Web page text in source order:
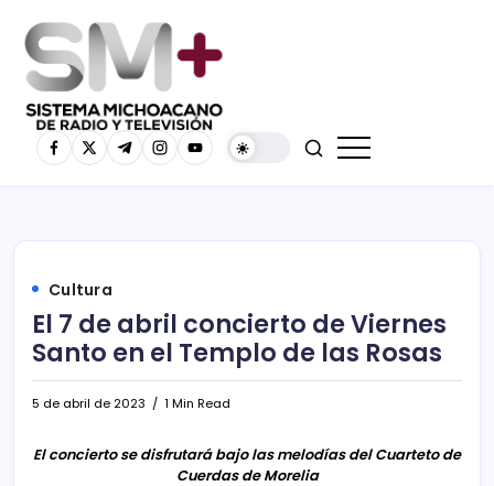
Cultura
El 7 de abril concierto de Viernes
Santo en el Templo de las Rosas
5 de abril de 2023 1 Min Read
El concierto se disfrutará bajo las melodías del Cuarteto de
Cuerdas de Morelia